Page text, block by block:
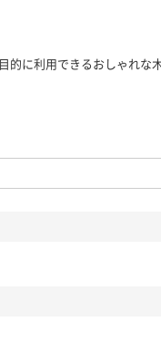
的に利用できるおしゃれな